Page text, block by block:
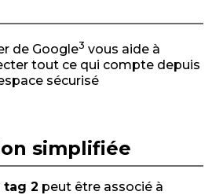
de Google3 vous aide à
tout ce qui compte depuis
sécurisé
simplifiée
tag 2 peut être associé à